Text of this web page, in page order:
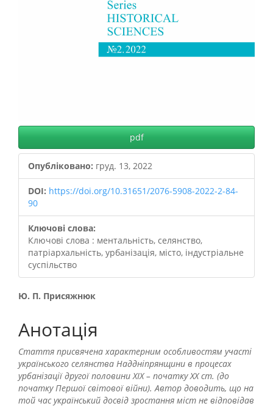
pdf
Опубліковано: груд. 13, 2022
DOI: https://doi.org/10.31651/2076-5908-2022-2-84-
90
Ключові слова:
Ключові слова : ментальність, селянство,
патріархальність, урбанізація, місто, індустріальне
суспільство
Ю. П. Присяжнюк
Анотація
Стаття присвячена характерним особливостям участі
українського селянства Наддніпрянщини в процесах
урбанізації другої половини ХІХ – початку ХХ ст. (до
початку Першої світової війни). Автор доводить, що на
той час український досвід зростання міст не відповідав